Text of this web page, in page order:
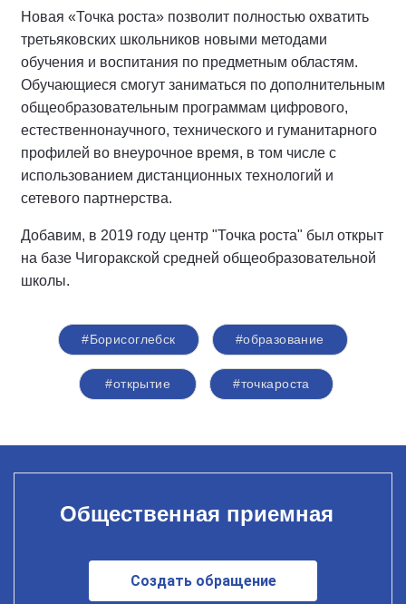
Новая «Точка роста» позволит полностью охватить
третьяковских школьников новыми методами
обучения и воспитания по предметным областям.
Обучающиеся смогут заниматься по дополнительным
общеобразовательным программам цифрового,
естественнонаучного, технического и гуманитарного
профилей во внеурочное время, в том числе с
использованием дистанционных технологий и
сетевого партнерства.
Добавим, в 2019 году центр "Точка роста" был открыт
на базе Чигоракской средней общеобразовательной
школы.
#Борисоглебск #образование
#открытие #точкароста
Общественная приемная
Создать обращение